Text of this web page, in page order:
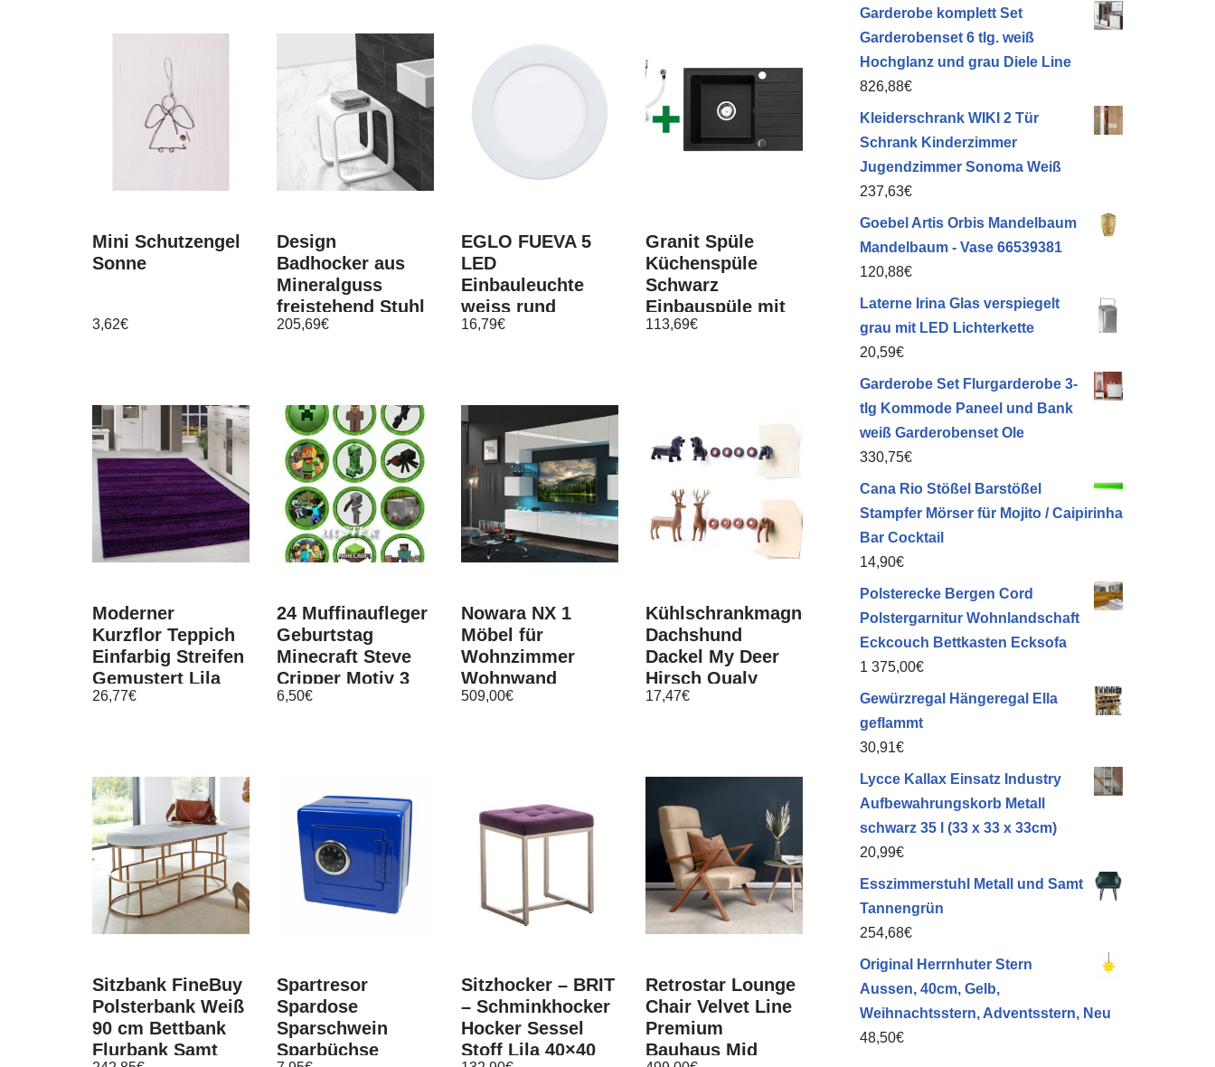
Mini Schutzengel
Sonne
3,62€
Design
Badhocker aus
Mineralguss
freistehend Stuhl
Hocker Badmöbel
205,69€
EGLO FUEVA 5
LED
Einbauleuchte
weiss rund
117mm 650lm
16,79€
Granit Spüle
Küchenspüle
Schwarz
Einbauspüle mit
Abtropffläche
113,69€
Moderner
Kurzflor Teppich
Einfarbig Streifen
Gemustert Lila
Meliert
26,77€
24 Muffinaufleger
Geburtstag
Minecraft Steve
Cripper Motiv 3
Geburtstag
6,50€
Nowara NX 1
Möbel für
Wohnzimmer
Wohnwand
Mediawand
509,00€
Kühlschrankmagnete
Dachshund
Dackel My Deer
Hirsch Qualy
Magnete
17,47€
Sitzbank FineBuy
Polsterbank Weiß
90 cm Bettbank
Flurbank Samt
Spartresor
Spardose
Sparschwein
Sparbüchse
Sitzhocker – BRIT
– Schminkhocker
Hocker Sessel
Stoff Lila 40×40
Retrostar Lounge
Chair Velvet Line
Premium
Bauhaus Mid
Garderobe komplett Set
Garderobenset 6 tlg. weiß
Hochglanz und grau Diele Line
826,88€
Kleiderschrank WIKI 2 Tür
Schrank Kinderzimmer
Jugendzimmer Sonoma Weiß
237,63€
Goebel Artis Orbis Mandelbaum
Mandelbaum - Vase 66539381
120,88€
Laterne Irina Glas verspiegelt
grau mit LED Lichterkette
20,59€
Garderobe Set Flurgarderobe 3-
tlg Kommode Paneel und Bank
weiß Garderobenset Ole
330,75€
Cana Rio Stößel Barstößel
Stampfer Mörser für Mojito / Caipirinha
Bar Cocktail
14,90€
Polsterecke Bergen Cord
Polstergarnitur Wohnlandschaft
Eckcouch Bettkasten Ecksofa
1 375,00€
Gewürzregal Hängeregal Ella
geflammt
30,91€
Lycce Kallax Einsatz Industry
Aufbewahrungskorb Metall
schwarz 35 l (33 x 33 x 33cm)
20,99€
Esszimmerstuhl Metall und Samt
Tannengrün
254,68€
Original Herrnhuter Stern
Aussen, 40cm, Gelb,
Weihnachtsstern, Adventsstern, Neu
48,50€